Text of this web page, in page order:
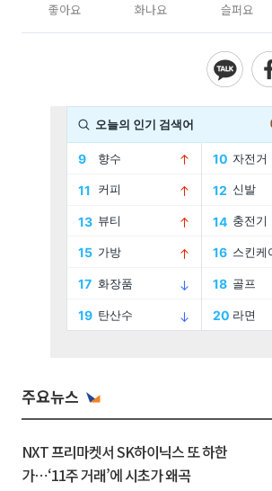
좋아요 화나요 슬퍼요
주요뉴스
NXT 프리마켓서 SK하이닉스 또 하한
가⋯‘11주 거래’에 시초가 왜곡